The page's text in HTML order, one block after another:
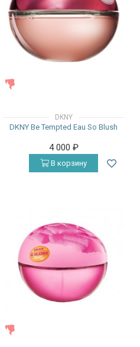
DKNY
DKNY Be Tempted Eau So Blush
4 000 ₽
В корзину